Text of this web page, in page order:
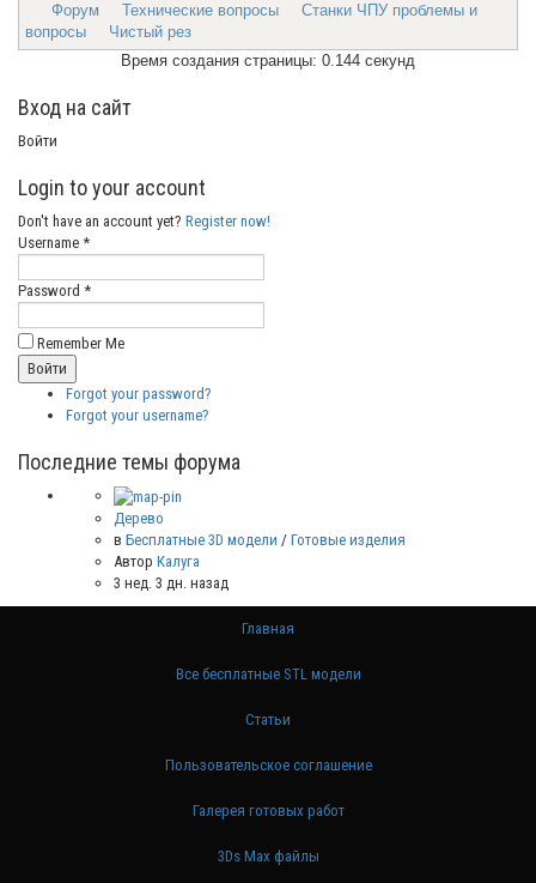
Форум Технические вопросы
Станки ЧПУ проблемы и
вопросы
Чистый рез
Время создания страницы: 0.144 секунд
Вход на сайт
Войти
Login to your account
Don't have an account yet? Register now!
Username *
Password *
Remember Me
Forgot your password?
Forgot your username?
Последние темы форума
Дерево
в Бесплатные 3D модели / Готовые изделия
Автор Калуга
3 нед. 3 дн. назад
Главная
Все бесплатные STL модели
Статьи
Пользовательское соглашение
Галерея готовых работ
3Ds Max файлы